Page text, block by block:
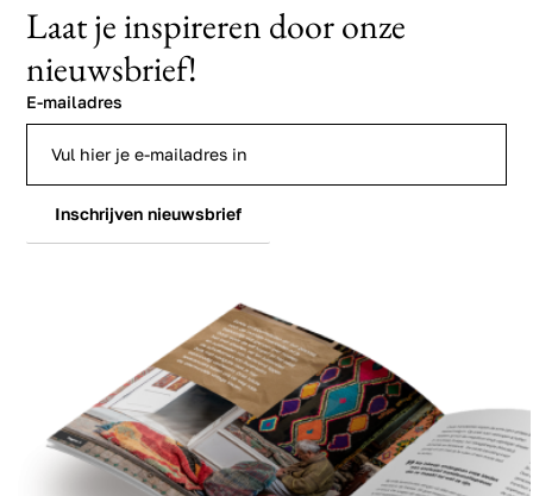
Laat je inspireren door onze
nieuwsbrief!
E-mailadres
Inschrijven nieuwsbrief